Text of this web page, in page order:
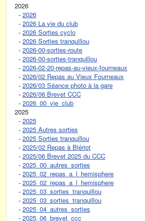
2026
- 2026
- 2026 La vie du club
- 2026 Sorties cyclo
- 2026 Sorties tranquillou
- 2026-00-sorties-route
- 2026-00-sorties-tranquillou
- 2026-02-20-repas-au-vieux-fourneaux
- 2026/02 Repas au Vieux Fourneaux
- 2026/03 Séance photo à la gare
- 2026/06 Brevet CCC
- 2026_00_vie_club
2025
- 2025
- 2025 Autres sorties
- 2025 Sorties tranquillou
- 2025/02 Repas à Blériot
- 2025/06 Brevet 2025 du CCC
- 2025_00_autres_sorties
- 2025_02_repas_a_l_hemisphere
- 2025_02_repas_a_l_hemisphere
- 2025_03_sorties_tranquillou
- 2025_03_sorties_tranquillou
- 2025_04_autres_sorties
- 2025_06_brevet_ccc